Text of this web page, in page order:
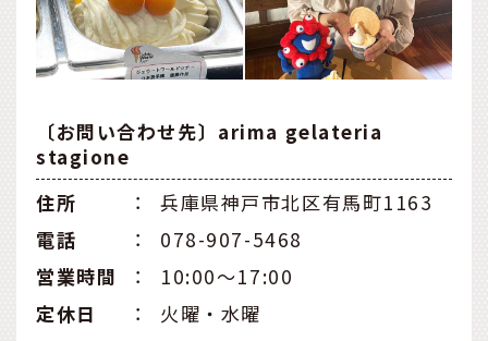
〔お問い合わせ先〕arima gelateria
stagione
住所
：
兵庫県神戸市北区有馬町1163
電話
：
078-907-5468
営業時間
：
10:00～17:00
定休日
：
火曜・水曜